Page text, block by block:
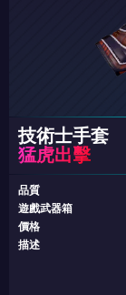
技術士手套
猛虎出擊
品質
遊戲武器箱
價格
描述